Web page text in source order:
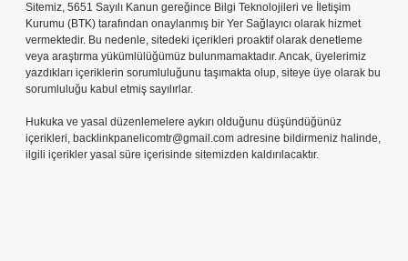
Sitemiz, 5651 Sayılı Kanun gereğince Bilgi Teknolojileri ve İletişim
Kurumu (BTK) tarafından onaylanmış bir Yer Sağlayıcı olarak hizmet
vermektedir. Bu nedenle, sitedeki içerikleri proaktif olarak denetleme
veya araştırma yükümlülüğümüz bulunmamaktadır. Ancak, üyelerimiz
yazdıkları içeriklerin sorumluluğunu taşımakta olup, siteye üye olarak bu
sorumluluğu kabul etmiş sayılırlar.
Hukuka ve yasal düzenlemelere aykırı olduğunu düşündüğünüz
içerikleri, backlinkpanelicomtr@gmail.com adresine bildirmeniz halinde,
ilgili içerikler yasal süre içerisinde sitemizden kaldırılacaktır.